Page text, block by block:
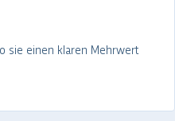
sie einen klaren Mehrwert